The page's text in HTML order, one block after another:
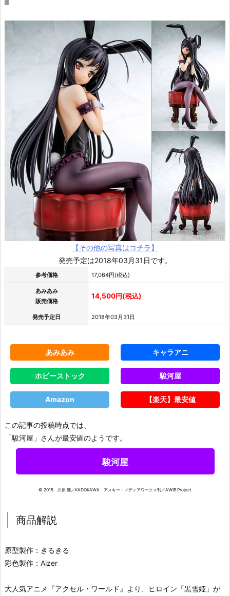
【その他の写真はコチラ】
発売予定は2018年03月31日です。
参考価格 17,064円(税込)
あみあみ
販売価格
14,500円(税込)
発売予定日 2018年03月31日
あみあみ キャラアニ
ホビーストック 駿河屋
Amazon 【楽天】最安値
この記事の投稿時点では、
「駿河屋」さんが最安値のようです。
駿河屋
© 2015 川原 礫／KADOKAWA アスキー・メディアワークス刊／AWIB Project
商品解説
原型製作：きるきる
彩色製作：Aizer
大人気アニメ『アクセル・ワールド』より、ヒロイン「黒雪姫」が